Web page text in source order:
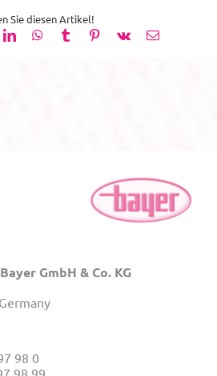
Sie diesen Artikel!
LinkedInWhatsApp
TumblrPinterest
Vk
E-
GmbH & Co. KG
98 0